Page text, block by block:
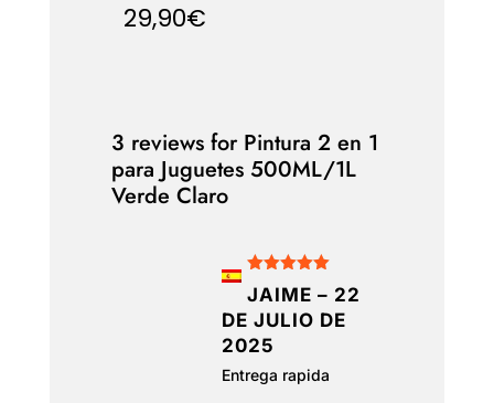
29,90€
3 reviews for Pintura 2 en 1
para Juguetes 500ML/1L
Verde Claro
Valorado
con5de 5
JAIME – 22
DE JULIO DE
2025
Entrega rapida